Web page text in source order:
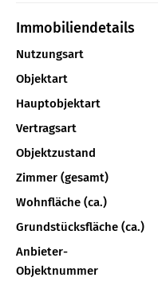
Immobiliendetails
Nutzungsart
Objektart
Hauptobjektart
Vertragsart
Objektzustand
Zimmer (gesamt)
Wohnfläche (ca.)
Grundstücksfläche (ca.)
Anbieter-
Objektnummer